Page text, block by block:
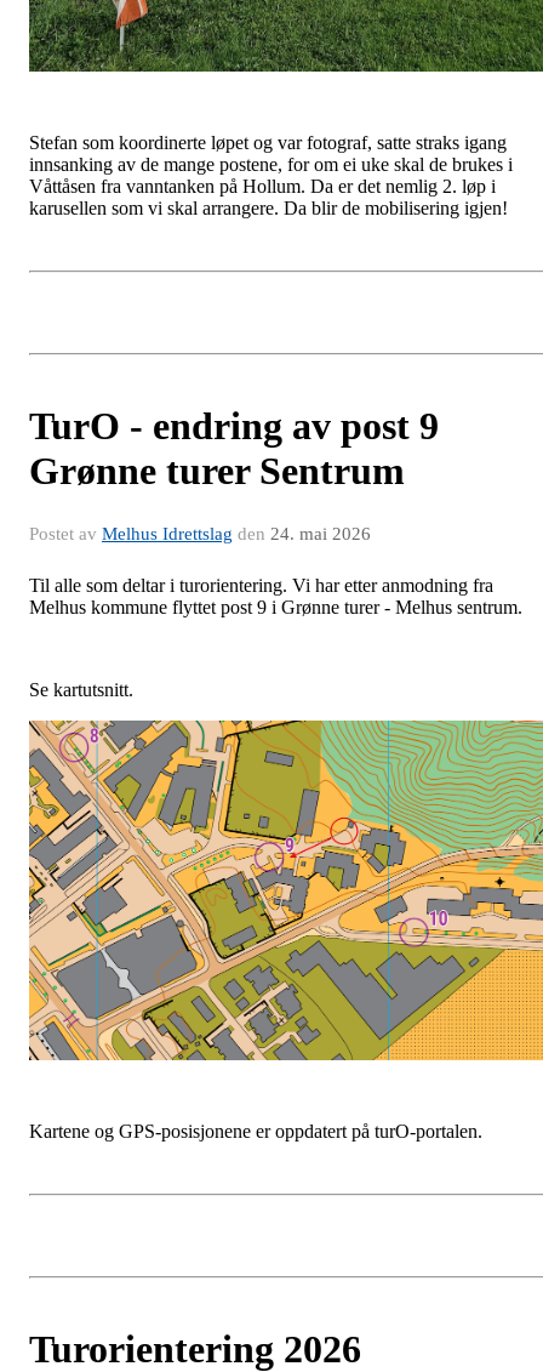
Stefan som koordinerte løpet og var fotograf, satte straks igang
innsanking av de mange postene, for om ei uke skal de brukes i
Våttåsen fra vanntanken på Hollum. Da er det nemlig 2. løp i
karusellen som vi skal arrangere. Da blir de mobilisering igjen!
TurO - endring av post 9
Grønne turer Sentrum
Postet av Melhus Idrettslag den 24. mai 2026
Til alle som deltar i turorientering. Vi har etter anmodning fra
Melhus kommune flyttet post 9 i Grønne turer - Melhus sentrum.
Se kartutsnitt.
Kartene og GPS-posisjonene er oppdatert på turO-portalen.
Turorientering 2026